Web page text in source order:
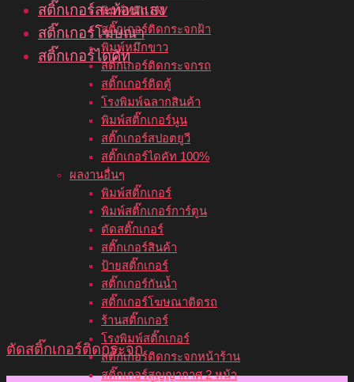
พิมพ์หมึก UV
สติ๊กเกอร์ติดกระจกฝ้า
พิมพ์หมึกขาว
สติ๊กเกอร์ติดกระจกรถ
สติ๊กเกอร์ติดตู้
โรงพิมพ์ฉลากสินค้า
พิมพ์สติ๊กเกอร์นูน
สติ๊กเกอร์สปอตยูวี
สติ๊กเกอร์ไดคัท 100%
ผลงานอื่นๆ
พิมพ์สติ๊กเกอร์
พิมพ์สติ๊กเกอร์การ์ตูน
ตัดสติ๊กเกอร์
สติ๊กเกอร์สินค้า
ป้ายสติ๊กเกอร์
สติ๊กเกอร์กันน้ำ
สติ๊กเกอร์โฆษณาติดรถ
ร้านสติ๊กเกอร์
โรงพิมพ์สติ๊กเกอร์
สติ๊กเกอร์ติดกระจกหน้าร้าน
สติ๊กเกอร์สูญญากาศ 2 หน้า
สติ๊กเกอร์สะท้อนแสง
สติ๊กเกอร์โฆษณา
สติ๊กเกอร์ไดคัท
ตัดสติ๊กเกอร์ติดกระจก